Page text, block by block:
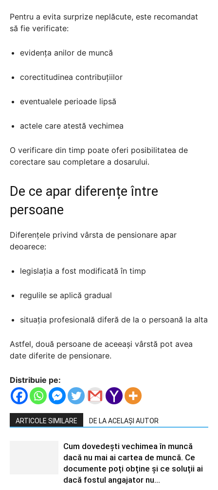
Pentru a evita surprize neplăcute, este recomandat
să fie verificate:
evidența anilor de muncă
corectitudinea contribuțiilor
eventualele perioade lipsă
actele care atestă vechimea
O verificare din timp poate oferi posibilitatea de
corectare sau completare a dosarului.
De ce apar diferențe între
persoane
Diferențele privind vârsta de pensionare apar
deoarece:
legislația a fost modificată în timp
regulile se aplică gradual
situația profesională diferă de la o persoană la alta
Astfel, două persoane de aceeași vârstă pot avea
date diferite de pensionare.
Distribuie pe:
ARTICOLE SIMILARE DE LA ACELAȘI AUTOR
Cum dovedești vechimea în muncă
dacă nu mai ai cartea de muncă. Ce
documente poți obține și ce soluții ai
dacă fostul angajator nu...